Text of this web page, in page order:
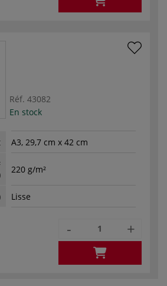
Réf. 43082
En stock
A3, 29,7 cm x 42 cm
220 g/m²
Lisse
- +